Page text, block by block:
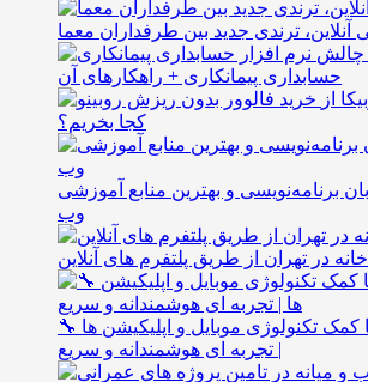
آنلاین، ترندی جدید بین طرفداران معما
آشنایی با 5 چالش
حسابداری پیمانکاری + راهکارهای آن
از
کجا بخریم؟
برنامه‌نویسی و بهترین منابع آموزشی
وب
خانه در تهران از طریق پلتفرم های آنلاین
🔧 تعمیر لوازم خانگی با کمک تکنولوژی موبایل و اپلیکیشن ها
| تجربه ای هوشمندانه و سریع